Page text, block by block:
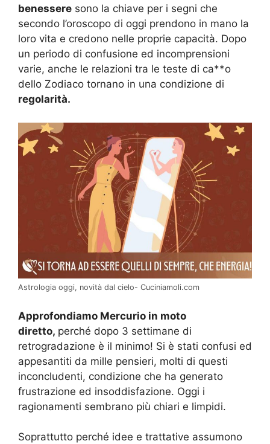
benessere sono la chiave per i segni che
secondo l’oroscopo di oggi prendono in mano la
loro vita e credono nelle proprie capacità. Dopo
un periodo di confusione ed incomprensioni
varie, anche le relazioni tra le teste di ca**o
dello Zodiaco tornano in una condizione di
regolarità.
Astrologia oggi, novità dal cielo- Cuciniamoli.com
Approfondiamo Mercurio in moto
diretto, perché dopo 3 settimane di
retrogradazione è il minimo! Si è stati confusi ed
appesantiti da mille pensieri, molti di questi
inconcludenti, condizione che ha generato
frustrazione ed insoddisfazione. Oggi i
ragionamenti sembrano più chiari e limpidi.
Soprattutto perché idee e trattative assumono